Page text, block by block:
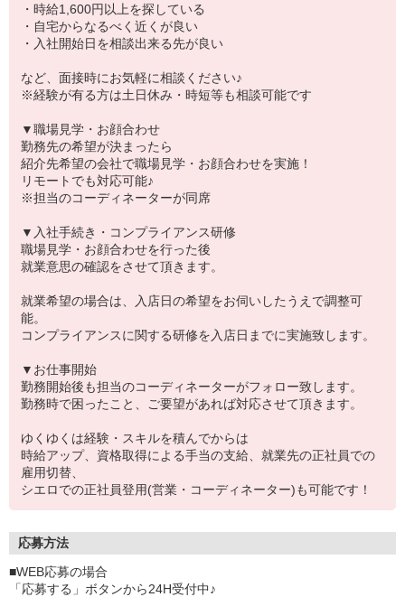
・時給1,600円以上を探している
・自宅からなるべく近くが良い
・入社開始日を相談出来る先が良い
など、面接時にお気軽に相談ください♪
※経験が有る方は土日休み・時短等も相談可能です
▼職場見学・お顔合わせ
勤務先の希望が決まったら
紹介先希望の会社で職場見学・お顔合わせを実施！
リモートでも対応可能♪
※担当のコーディネーターが同席
▼入社手続き・コンプライアンス研修
職場見学・お顔合わせを行った後
就業意思の確認をさせて頂きます。
就業希望の場合は、入店日の希望をお伺いしたうえで調整可
能。
コンプライアンスに関する研修を入店日までに実施致します。
▼お仕事開始
勤務開始後も担当のコーディネーターがフォロー致します。
勤務時で困ったこと、ご要望があれば対応させて頂きます。
ゆくゆくは経験・スキルを積んでからは
時給アップ、資格取得による手当の支給、就業先の正社員での
雇用切替、
シエロでの正社員登用(営業・コーディネーター)も可能です！
応募方法
■WEB応募の場合
「応募する」ボタンから24H受付中♪